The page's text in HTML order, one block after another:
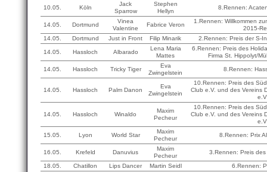
10.05. Köln
Jack
Sparrow
Stephen
Hellyn
8.Rennen:
14.05. Dortmund
Vinea
Valentine
Fabrice Veron
1.Rennen: Willkommen
2015-
14.05.
Dortmund Just in Front Filip Minarik 2.Rennen: Preis der S-
14.05. Hassloch Albarado
Lena Maria
Mattes
6.Rennen: Preis des
Firma St. Hippolyt/
14.05. Hassloch Tricky Tiger
Eva
Zwingelstein
8.Rennen:
14.05. Hassloch Palm Danon
Eva
Zwingelstein
10.Rennen: Preis des
Club e.V. und des Vereins
e.V
14.05. Hassloch Winaldo
Maxim
Pecheur
10.Rennen: Preis des
Club e.V. und des Vereins
e.V
15.05. Lyon World Star
Maxim
Pecheur
8.Rennen: Prix
16.05. Krefeld Danuvius
Maxim
Pecheur
3.Rennen: Preis
18.05. Chatillon Lips Dancer Martin Seidl 6.Rennen: